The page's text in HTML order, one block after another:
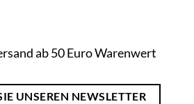
ab 50 Euro Warenwert
UNSEREN NEWSLETTER